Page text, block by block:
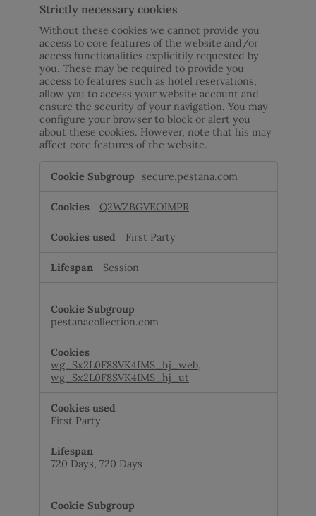
Strictly necessary cookies
Without these cookies we cannot provide you
access to core features of the website and/or
access functionalities explicitily requested by
you. These may be required to provide you
access to features such as hotel reservations,
allow you to access your website account and
ensure the security of your navigation. You may
configure your browser to block or alert you
about these cookies. However, note that his may
affect core features of the website.
necessary
secure.pestana.com
Q2WZBGVEOJMPR
First Party
Session
pestanacollection.com
wg_Sx2L0F8SVK4IMS_hj_web,
wg_Sx2L0F8SVK4IMS_hj_ut
First Party
720 Days, 720 Days